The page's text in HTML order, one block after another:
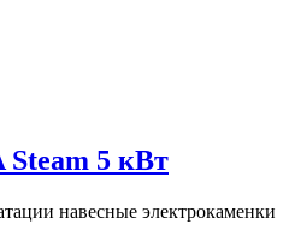
5 кВт
навесные электрокаменки